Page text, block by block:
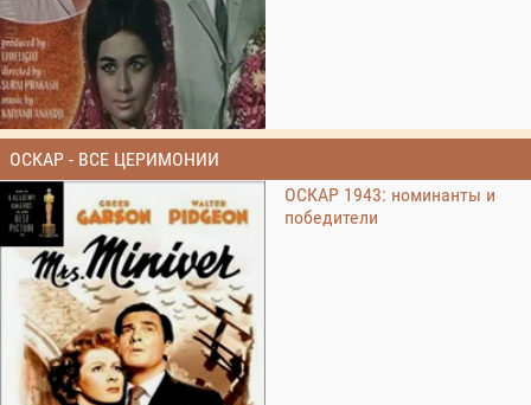
ОСКАР - ВСЕ ЦЕРИМОНИИ
ОСКАР 1943: номинанты и
победители